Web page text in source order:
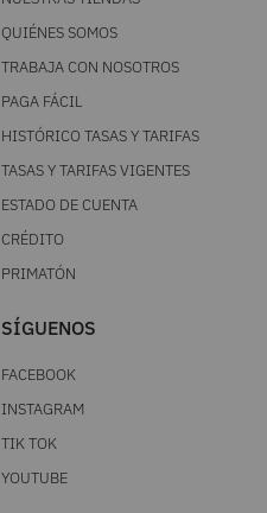
QUIÉNES SOMOS
TRABAJA CON NOSOTROS
PAGA FÁCIL
HISTÓRICO TASAS Y TARIFAS
TASAS Y TARIFAS VIGENTES
ESTADO DE CUENTA
CRÉDITO
PRIMATÓN
SÍGUENOS
FACEBOOK
INSTAGRAM
TIK TOK
YOUTUBE